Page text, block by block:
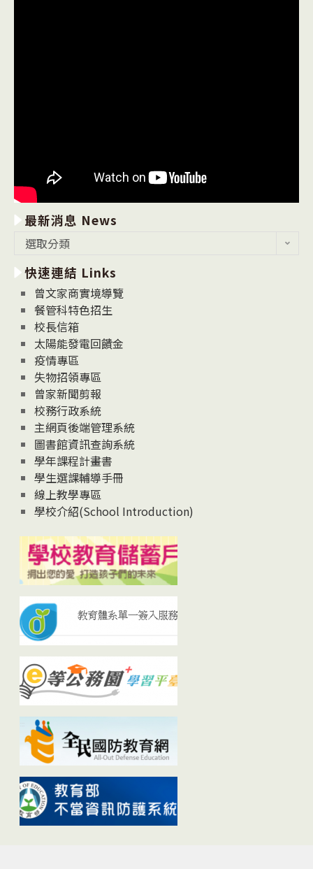
最新消息 News
消
息
News
選取分類
快速連結 Links
曾文家商實境導覽
餐管科特色招生
校長信箱
太陽能發電回饋金
疫情專區
失物招領專區
曾家新聞剪報
校務行政系統
主網頁後端管理系統
圖書館資訊查詢系統
學年課程計畫書
學生選課輔導手冊
線上教學專區
學校介紹(School Introduction)